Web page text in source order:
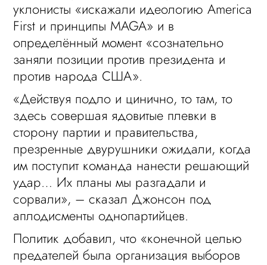
уклонисты «искажали идеологию America
First и принципы MAGA» и в
определённый момент «сознательно
заняли позиции против президента и
против народа США».
«Действуя подло и цинично, то там, то
здесь совершая ядовитые плевки в
сторону партии и правительства,
презренные двурушники ожидали, когда
им поступит команда нанести решающий
удар… Их планы мы разгадали и
сорвали», – сказал Джонсон под
аплодисменты однопартийцев.
Политик добавил, что «конечной целью
предателей была организация выборов